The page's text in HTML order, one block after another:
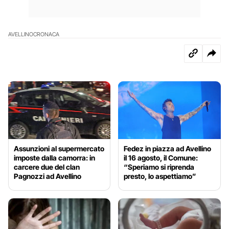
AVELLINOCRONACA
Assunzioni al supermercato
imposte dalla camorra: in
carcere due del clan
Pagnozzi ad Avellino
Fedez in piazza ad Avellino
il 16 agosto, il Comune:
“Speriamo si riprenda
presto, lo aspettiamo”